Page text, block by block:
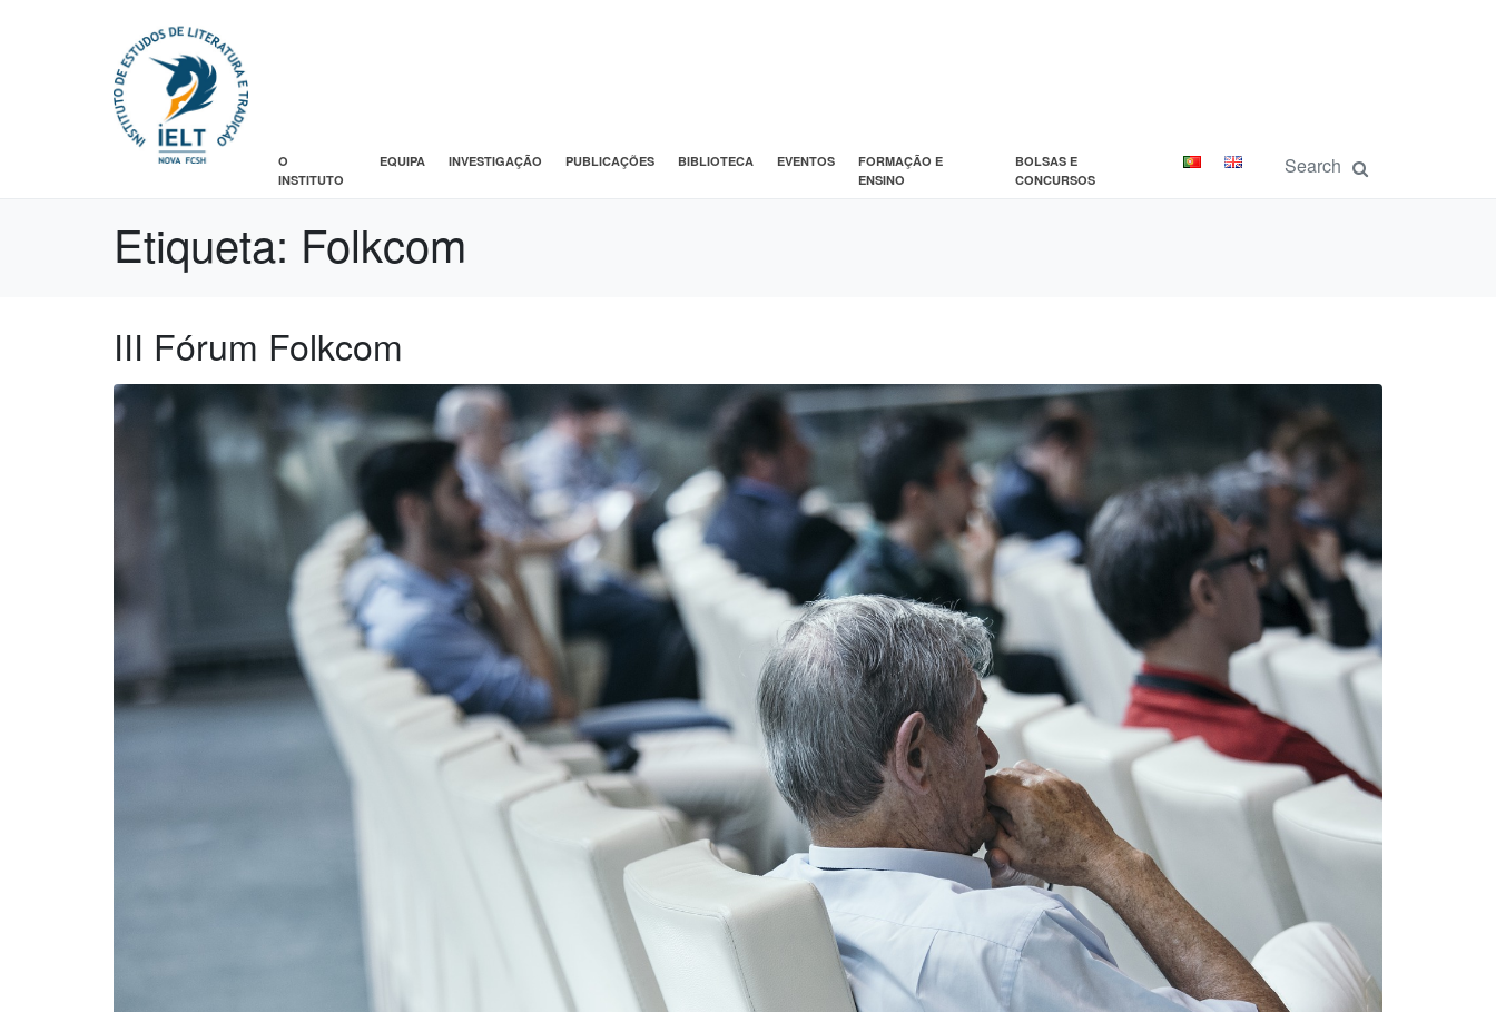
O
INSTITUTO
EQUIPA INVESTIGAÇÃO PUBLICAÇÕES BIBLIOTECA EVENTOS
FORMAÇÃO E
ENSINO
BOLSAS E
CONCURSOS
Etiqueta: Folkcom
III Fórum Folkcom